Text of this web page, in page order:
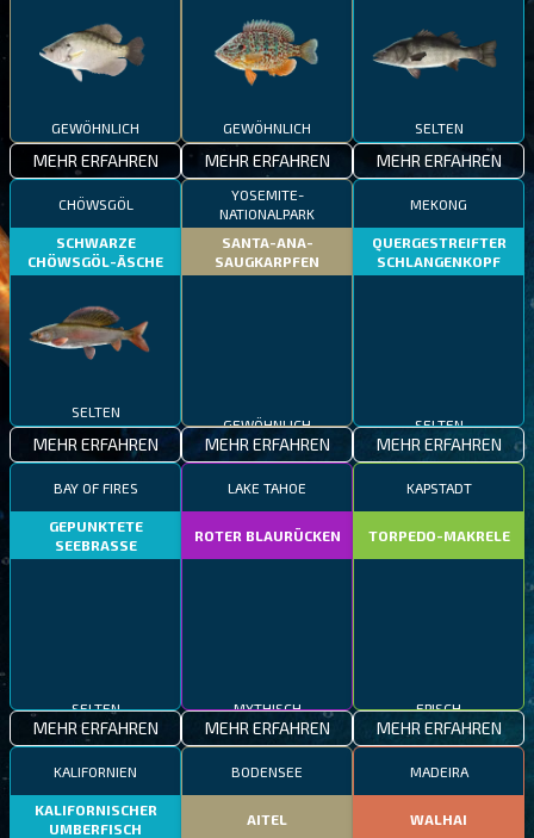
GEWÖHNLICH
MEHR ERFAHREN
GEWÖHNLICH
MEHR ERFAHREN
SELTEN
MEHR ERFAHREN
CHÖWSGÖL
SCHWARZE
CHÖWSGÖL-ÄSCHE
SELTEN
MEHR ERFAHREN
YOSEMITE-
NATIONALPARK
SANTA-ANA-
SAUGKARPFEN
MEHR ERFAHREN
MEKONG
QUERGESTREIFTER
SCHLANGENKOPF
MEHR ERFAHREN
BAY OF FIRES
GEPUNKTETE
SEEBRASSE
MEHR ERFAHREN
LAKE TAHOE
ROTER BLAURÜCKEN
MEHR ERFAHREN
KAPSTADT
TORPEDO-MAKRELE
MEHR ERFAHREN
KALIFORNIEN
KALIFORNISCHER
UMBERFISCH
BODENSEE
AITEL
MADEIRA
WALHAI